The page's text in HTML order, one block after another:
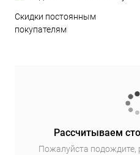
Скидки постоянным
покупателям
Рассчитываем
Пожалуйста подождите,